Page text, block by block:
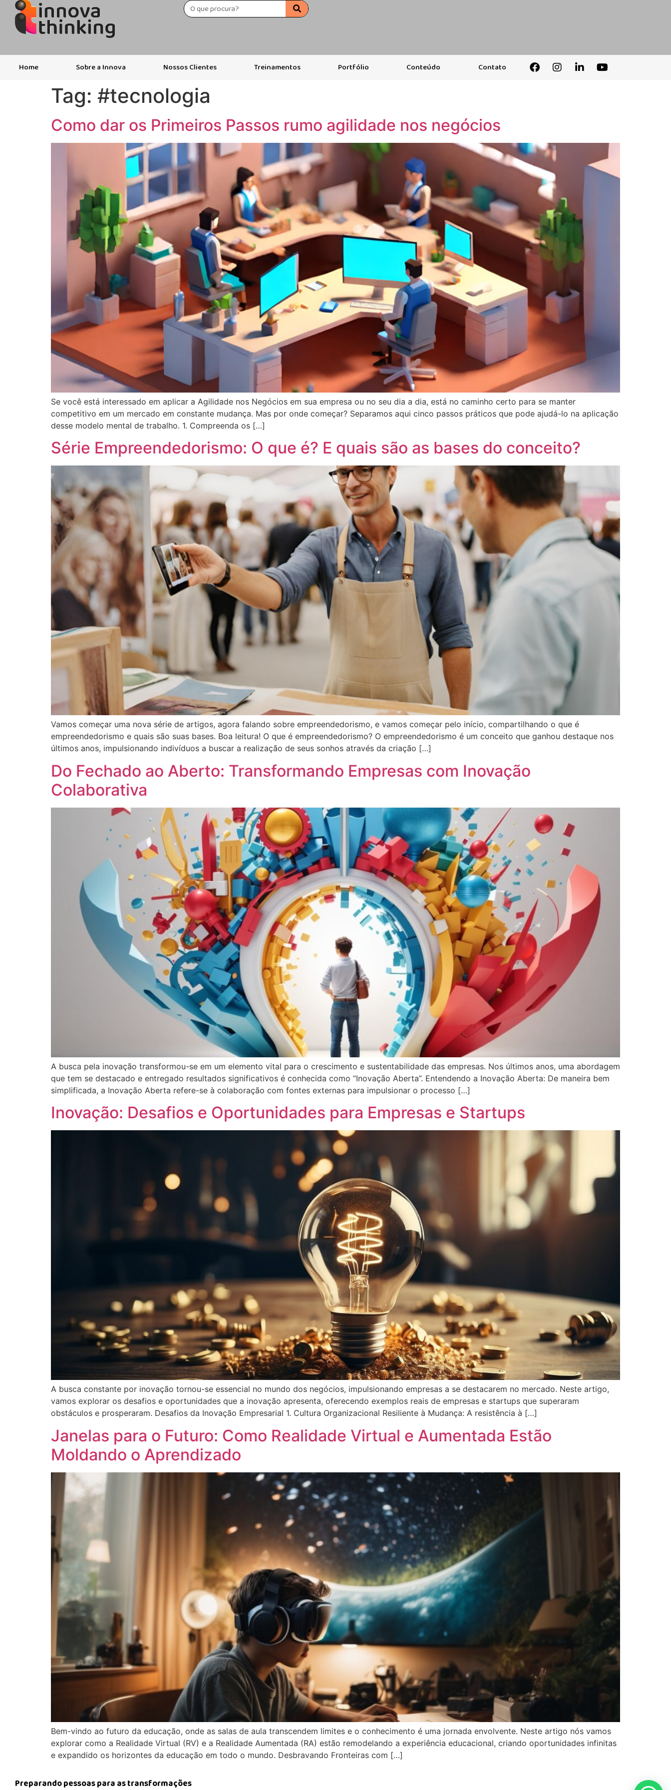
Home Sobre a Innova Nossos Clientes Treinamentos Portfólio Conteúdo Contato
Tag: #tecnologia
Como dar os Primeiros Passos rumo agilidade nos negócios
Se você está interessado em aplicar a Agilidade nos Negócios em sua empresa ou no seu dia a dia, está no caminho certo para se manter
competitivo em um mercado em constante mudança. Mas por onde começar? Separamos aqui cinco passos práticos que pode ajudá-lo na aplicação
desse modelo mental de trabalho. 1. Compreenda os […]
Série Empreendedorismo: O que é? E quais são as bases do conceito?
Vamos começar uma nova série de artigos, agora falando sobre empreendedorismo, e vamos começar pelo início, compartilhando o que é
empreendedorismo e quais são suas bases. Boa leitura! O que é empreendedorismo? O empreendedorismo é um conceito que ganhou destaque nos
últimos anos, impulsionando indivíduos a buscar a realização de seus sonhos através da criação […]
Do Fechado ao Aberto: Transformando Empresas com Inovação
Colaborativa
A busca pela inovação transformou-se em um elemento vital para o crescimento e sustentabilidade das empresas. Nos últimos anos, uma abordagem
que tem se destacado e entregado resultados significativos é conhecida como “Inovação Aberta”. Entendendo a Inovação Aberta: De maneira bem
simplificada, a Inovação Aberta refere-se à colaboração com fontes externas para impulsionar o processo […]
Inovação: Desafios e Oportunidades para Empresas e Startups
A busca constante por inovação tornou-se essencial no mundo dos negócios, impulsionando empresas a se destacarem no mercado. Neste artigo,
vamos explorar os desafios e oportunidades que a inovação apresenta, oferecendo exemplos reais de empresas e startups que superaram
obstáculos e prosperaram. Desafios da Inovação Empresarial 1. Cultura Organizacional Resiliente à Mudança: A resistência à […]
Janelas para o Futuro: Como Realidade Virtual e Aumentada Estão
Moldando o Aprendizado
Bem-vindo ao futuro da educação, onde as salas de aula transcendem limites e o conhecimento é uma jornada envolvente. Neste artigo nós vamos
explorar como a Realidade Virtual (RV) e a Realidade Aumentada (RA) estão remodelando a experiência educacional, criando oportunidades infinitas
e expandido os horizontes da educação em todo o mundo. Desbravando Fronteiras com […]
Preparando pessoas para as transformações